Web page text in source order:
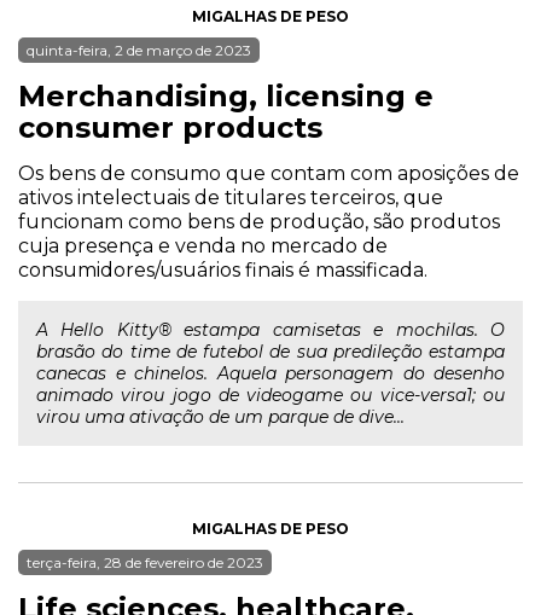
MIGALHAS DE PESO
quinta-feira, 2 de março de 2023
Merchandising, licensing e
consumer products
Os bens de consumo que contam com aposições de
ativos intelectuais de titulares terceiros, que
funcionam como bens de produção, são produtos
cuja presença e venda no mercado de
consumidores/usuários finais é massificada.
A Hello Kitty® estampa camisetas e mochilas. O
brasão do time de futebol de sua predileção estampa
canecas e chinelos. Aquela personagem do desenho
animado virou jogo de videogame ou vice-versa1; ou
virou uma ativação de um parque de dive...
MIGALHAS DE PESO
terça-feira, 28 de fevereiro de 2023